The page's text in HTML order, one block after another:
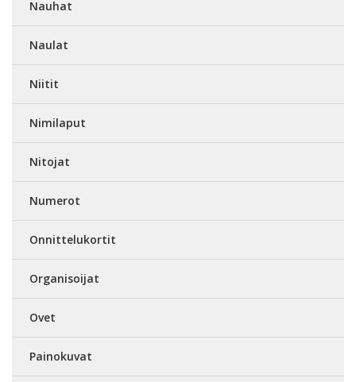
Nauhat
Naulat
Niitit
Nimilaput
Nitojat
Numerot
Onnittelukortit
Organisoijat
Ovet
Painokuvat